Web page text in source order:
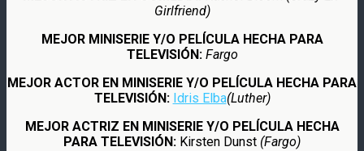
Girlfriend)
MEJOR MINISERIE Y/O PELÍCULA HECHA PARA
TELEVISIÓN:Fargo
MEJOR ACTOR EN MINISERIE Y/O PELÍCULA HECHA PARA
TELEVISIÓN: Idris Elba(Luther)
MEJOR ACTRIZ EN MINISERIE Y/O PELÍCULA HECHA
PARA TELEVISIÓN: Kirsten Dunst (Fargo)